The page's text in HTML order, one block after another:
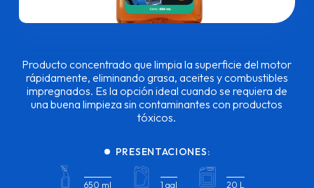
Producto concentrado que limpia la superficie del motor
rápidamente, eliminando grasa, aceites y combustibles
impregnados. Es la opción ideal cuando se requiera de
una buena limpieza sin contaminantes con productos
tóxicos.
PRESENTACIONES:
650 ml 1 gal 20 L